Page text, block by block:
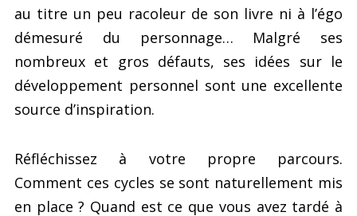
au titre un peu racoleur de son livre ni à l’égo
démesuré du personnage… Malgré ses
nombreux et gros défauts, ses idées sur le
développement personnel sont une excellente
source d’inspiration.
Réfléchissez à votre propre parcours.
Comment ces cycles se sont naturellement mis
en place ? Quand est ce que vous avez tardé à